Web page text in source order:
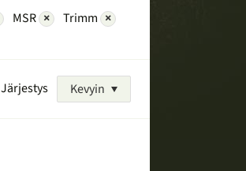
MSR × Trimm ×
Järjestys Kevyin